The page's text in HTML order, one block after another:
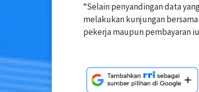
“Selain penyandingan data
melakukan kunjungan
pekerja maupun pembayaran